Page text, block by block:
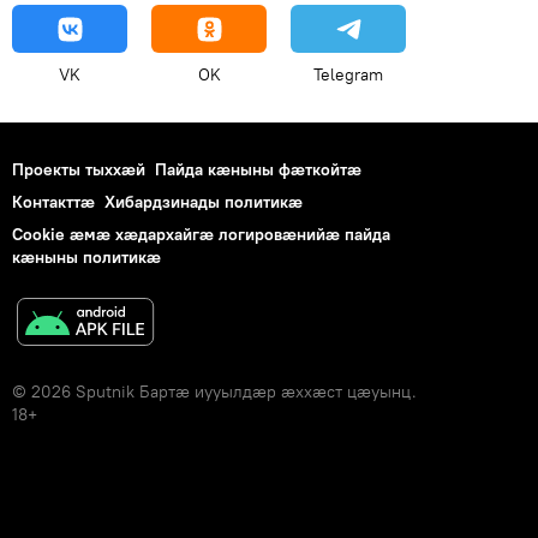
VK OK Telegram
Проекты тыххӕй Пайда кӕныны фӕткойтӕ
Контакттӕ Хибардзинады политикæ
Cookie æмæ хæдархайгæ логировæнийæ пайда
кæныны политикæ
© 2026 Sputnik Бартӕ иууылдӕр ӕххӕст цӕуынц.
18+